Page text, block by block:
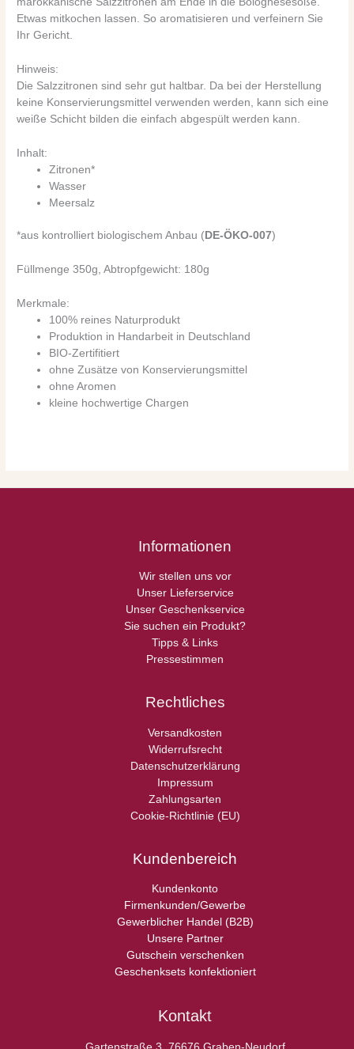
Etwas mitkochen lassen. So aromatisieren und verfeinern Sie
Ihr Gericht.
Hinweis:
Die Salzzitronen sind sehr gut haltbar. Da bei der Herstellung
keine Konservierungsmittel verwenden werden, kann sich eine
weiße Schicht bilden die einfach abgespült werden kann.
Inhalt:
Zitronen*
Wasser
Meersalz
*aus kontrolliert biologischem Anbau ( DE-ÖKO-007)
Füllmenge 350g, Abtropfgewicht: 180g
Merkmale:
100% reines Naturprodukt
Produktion in Handarbeit in Deutschland
BIO-Zertifitiert
ohne Zusätze von Konservierungsmittel
ohne Aromen
kleine hochwertige Chargen
Informationen
Wir stellen uns vor
Unser Lieferservice
Unser Geschenkservice
Sie suchen ein Produkt?
Tipps & Links
Pressestimmen
Rechtliches
Versandkosten
Widerrufsrecht
Datenschutzerklärung
Impressum
Zahlungsarten
Cookie-Richtlinie (EU)
Kundenbereich
Kundenkonto
Firmenkunden/Gewerbe
Gewerblicher Handel (B2B)
Unsere Partner
Gutschein verschenken
Geschenksets konfektioniert
Kontakt